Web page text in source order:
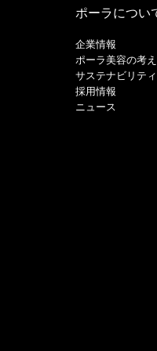
ポーラについ
企業情報
ポーラ美容の考
サステナビリティ
採用情報
ニュース